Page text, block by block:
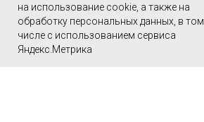
на использование cookie, а также на
обработку персональных данных, в том
числе с использованием сервиса
Яндекс.Метрика